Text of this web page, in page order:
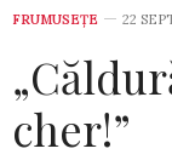
FRUMUSEȚE 22
cher!”